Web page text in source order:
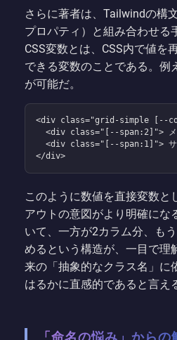
さらに著者は、Tailwindの構
プロパティ）と組み合わせる
CSS変数とは、CSS内で値を
できる変数のことである。例
が可能だ。
<div class="grid-simple [--
</div>
このように数値を直接変数と
アウトの意図がより明確にな
いて、一方が2カラム分、も
めるという構造が、一目で理
来の「抽象的なクラス名」に
はるかに直感的であると言え
「命名の悩み」からの